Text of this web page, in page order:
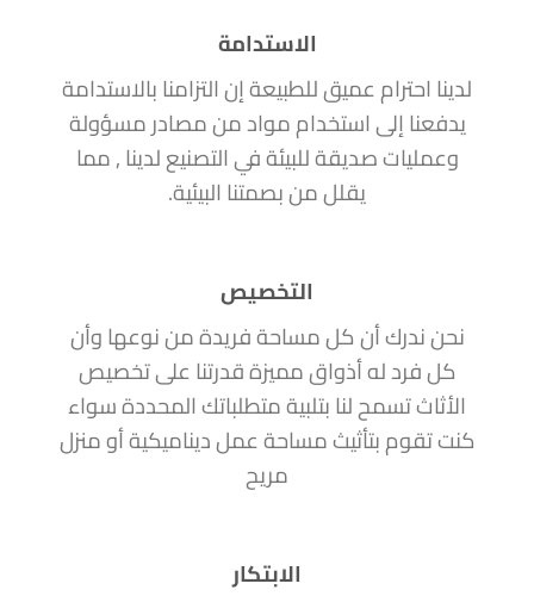
الاستدامة
لدينا احترام عميق للطبيعة إن التزامنا بالاستدامة
يدفعنا إلى استخدام مواد من مصادر مسؤولة
وعمليات صديقة للبيئة في التصنيع لدينا , مما
يقلل من بصمتنا البيئية.
التخصيص
نحن ندرك أن كل مساحة فريدة من نوعها وأن
كل فرد له أذواق مميزة قدرتنا على تخصيص
الأثاث تسمح لنا بتلبية متطلباتك المحددة سواء
كنت تقوم بتأثيث مساحة عمل ديناميكية أو منزل
مريح
الابتكار